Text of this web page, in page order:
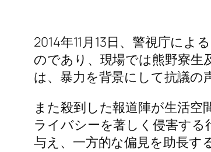
2014年11月13日、警視庁に
のであり、現場では熊野寮生
は、暴力を背景にして抗議の
また殺到した報道陣が生活
ライバシーを著しく侵害す
与え、一方的な偏見を助長す